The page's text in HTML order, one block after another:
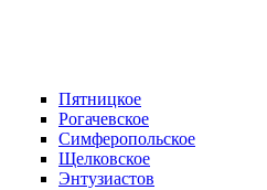
Пятницкое
Рогачевское
Симферопольское
Щелковское
Энтузиастов